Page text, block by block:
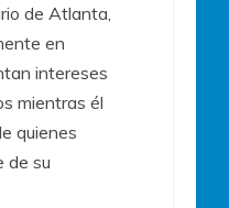
de Atlanta,
en
intereses
mientras él
quienes
de su